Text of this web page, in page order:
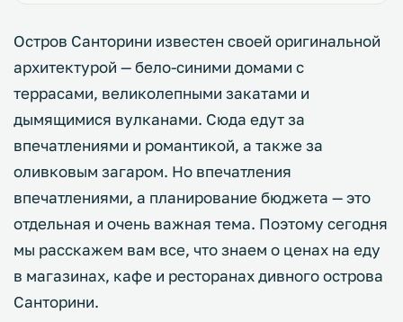
Остров Санторини известен своей оригинальной
архитектурой — бело-синими домами с
террасами, великолепными закатами и
дымящимися вулканами. Сюда едут за
впечатлениями и романтикой, а также за
оливковым загаром. Но впечатления
впечатлениями, а планирование бюджета — это
отдельная и очень важная тема. Поэтому сегодня
мы расскажем вам все, что знаем о ценах на еду
в магазинах, кафе и ресторанах дивного острова
Санторини.